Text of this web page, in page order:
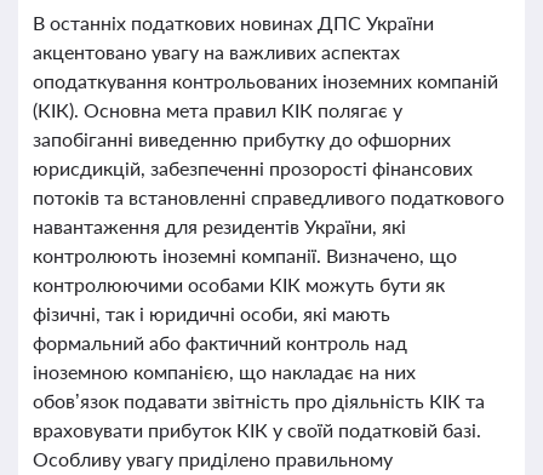
В останніх податкових новинах ДПС України
акцентовано увагу на важливих аспектах
оподаткування контрольованих іноземних компаній
(КІК). Основна мета правил КІК полягає у
запобіганні виведенню прибутку до офшорних
юрисдикцій, забезпеченні прозорості фінансових
потоків та встановленні справедливого податкового
навантаження для резидентів України, які
контролюють іноземні компанії. Визначено, що
контролюючими особами КІК можуть бути як
фізичні, так і юридичні особи, які мають
формальний або фактичний контроль над
іноземною компанією, що накладає на них
обов’язок подавати звітність про діяльність КІК та
враховувати прибуток КІК у своїй податковій базі.
Особливу увагу приділено правильному